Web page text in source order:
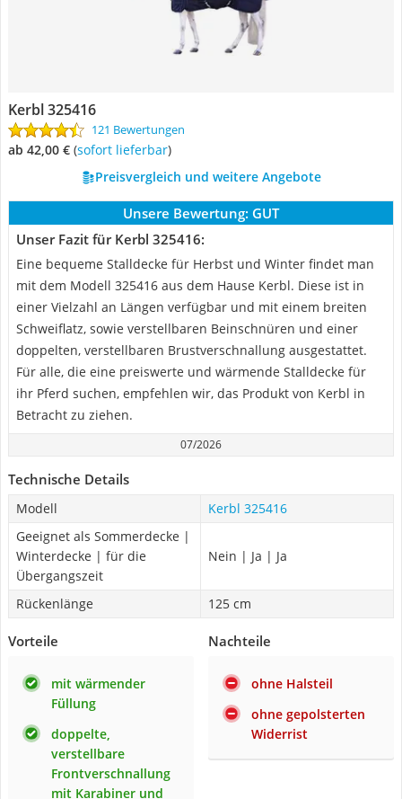
Kerbl 325416
121 Bewertungen
ab 42,00 € ( Sofort lieferbar)
Preisvergleich und weitere Angebote
Unsere Bewertung: GUT
Unser Fazit für Kerbl 325416:
Eine bequeme Stalldecke für Herbst und Winter findet man
mit dem Modell 325416 aus dem Hause Kerbl. Diese ist in
einer Vielzahl an Längen verfügbar und mit einem breiten
Schweiflatz, sowie verstellbaren Beinschnüren und einer
doppelten, verstellbaren Brustverschnallung ausgestattet.
Für alle, die eine preiswerte und wärmende Stalldecke für
ihr Pferd suchen, empfehlen wir, das Produkt von Kerbl in
Betracht zu ziehen.
07/2026
Technische Details
Modell
Kerbl 325416
Geeignet als Sommerdecke |
Winterdecke | für die
Übergangszeit
Nein | Ja | Ja
Rückenlänge 125 cm
Vorteile
mit wärmender
Füllung
doppelte,
verstellbare
Frontverschnallung
mit Karabiner und
Nachteile
ohne Halsteil
ohne gepolsterten
Widerrist